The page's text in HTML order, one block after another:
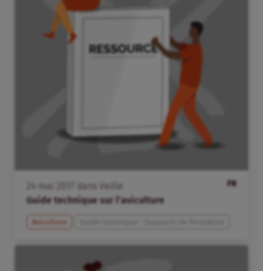
FR
24 mai dans
Veille
Guide technique sur l’aviculture
Aviculture